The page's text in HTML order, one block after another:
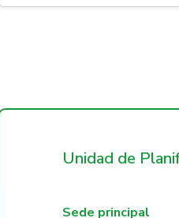
Unidad de
Sede principal